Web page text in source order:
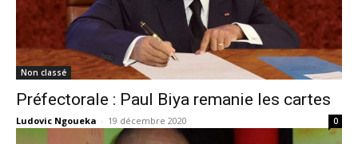
Non classé
Préfectorale : Paul Biya remanie les cartes
Ludovic Ngoueka - 19 décembre 2020 0